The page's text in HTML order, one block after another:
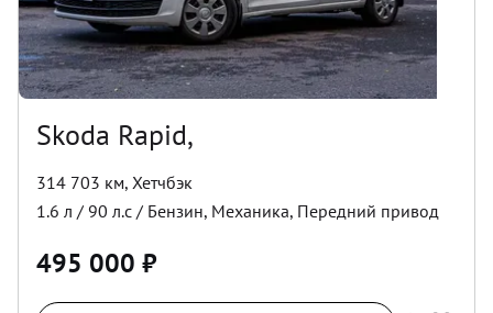
Skoda Rapid,
314 703 км, Хетчбэк
1.6 л / 90 л.с / Бензин, Механика, Передний привод
495 000 ₽